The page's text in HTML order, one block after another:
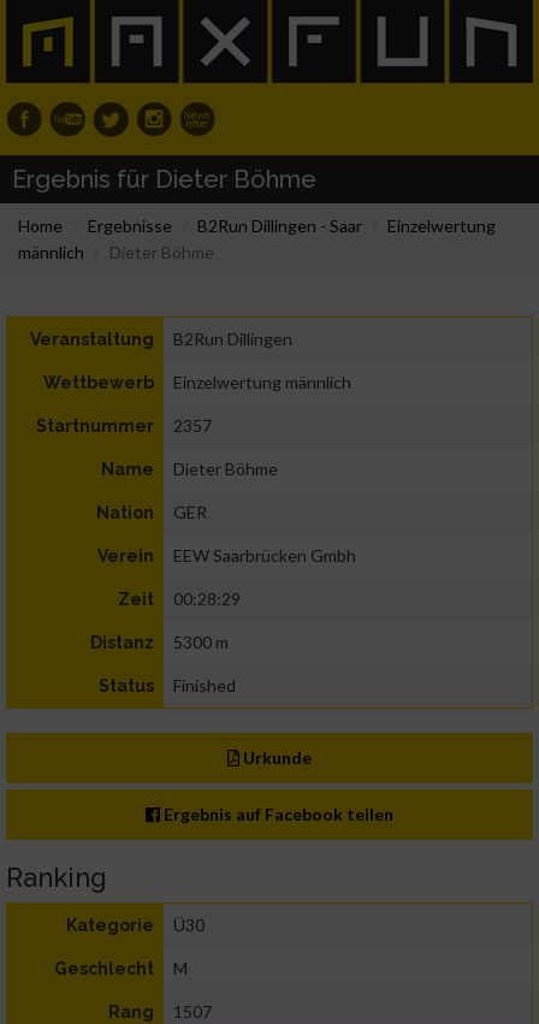
Ergebnis für Dieter Böhme
Home Ergebnisse B2Run Dillingen - Saar
Einzelwertung
männlich
Dieter Böhme
Veranstaltung B2Run Dillingen
Wettbewerb Einzelwertung männlich
Startnummer 2357
Name Dieter Böhme
Nation GER
Verein EEW Saarbrücken Gmbh
Zeit 00:28:29
Distanz 5300 m
Status Finished
Urkunde
Ergebnis auf Facebook teilen
Ranking
Kategorie Ü30
Geschlecht M
Rang 1507